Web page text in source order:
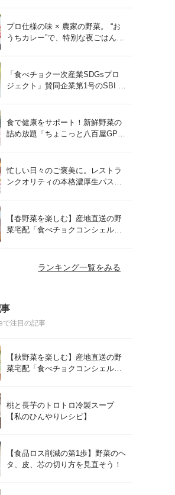
プロ仕様の味 × 農家の野菜。 “お
うちカレー”で、特別な夜ごはん
「食べチョク一次産業SDGsプロ
ジェクト」賛同企業第1号のSBI F
食で健康をサポート！新鮮野菜の
詰め放題「ちょこっと八百屋GP
忙しい日々のご褒美に。レストラ
ンクオリティの本格濃厚生パスタ
【春野菜を楽しむ】産地直送の野
菜宅配「食べチョクコンシェルジ
ランキング一覧をみる
で注目の記事
【秋野菜を楽しむ】産地直送の野
菜宅配「食べチョクコンシェルジ
桃と長芋のトロトロ冷製スープ
【私のひんやりレシピ】
【食品ロス削減の第1歩】野菜のヘ
タ、皮、芯の切り方を見直そう！